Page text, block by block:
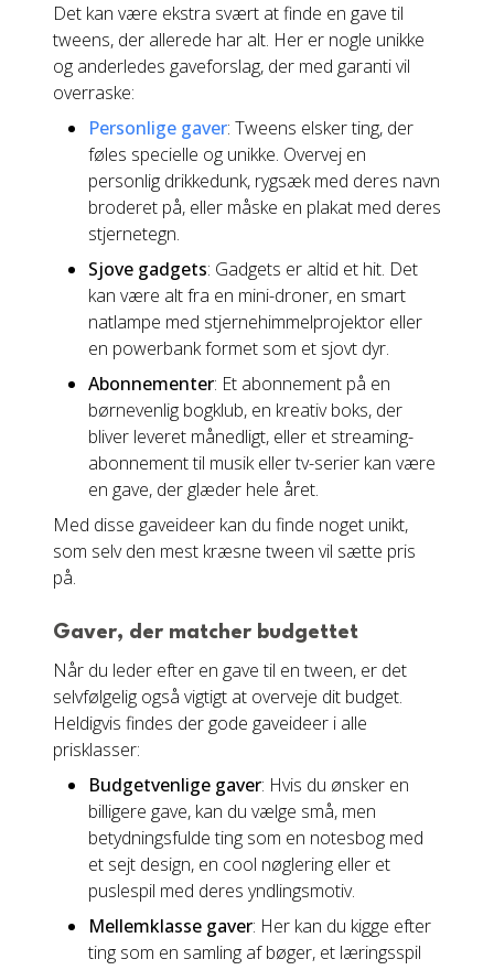
Det kan være ekstra svært at finde en gave til
tweens, der allerede har alt. Her er nogle unikke
og anderledes gaveforslag, der med garanti vil
overraske:
Personlige gaver: Tweens elsker ting, der
føles specielle og unikke. Overvej en
personlig drikkedunk, rygsæk med deres navn
broderet på, eller måske en plakat med deres
stjernetegn.
Sjove gadgets: Gadgets er altid et hit. Det
kan være alt fra en mini-droner, en smart
natlampe med stjernehimmelprojektor eller
en powerbank formet som et sjovt dyr.
Abonnementer: Et abonnement på en
børnevenlig bogklub, en kreativ boks, der
bliver leveret månedligt, eller et streaming-
abonnement til musik eller tv-serier kan være
en gave, der glæder hele året.
Med disse gaveideer kan du finde noget unikt,
som selv den mest kræsne tween vil sætte pris
på.
Gaver, der matcher budgettet
Når du leder efter en gave til en tween, er det
selvfølgelig også vigtigt at overveje dit budget.
Heldigvis findes der gode gaveideer i alle
prisklasser:
Budgetvenlige gaver: Hvis du ønsker en
billigere gave, kan du vælge små, men
betydningsfulde ting som en notesbog med
et sejt design, en cool nøglering eller et
puslespil med deres yndlingsmotiv.
Mellemklasse gaver: Her kan du kigge efter
ting som en samling af bøger, et læringsspil